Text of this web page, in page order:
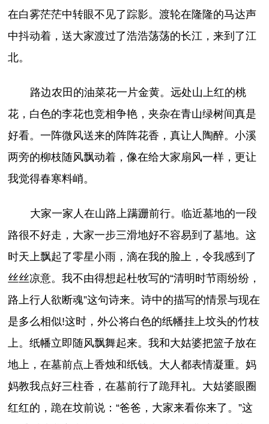
在白雾茫茫中转眼不见了踪影。渡轮在隆隆的马达声
中抖动着，送大家渡过了浩浩荡荡的长江，来到了江
北。
路边农田的油菜花一片金黄。远处山上红的桃
花，白色的李花也竞相争艳，夹杂在青山绿树间真是
好看。一阵微风送来的阵阵花香，真让人陶醉。小溪
两旁的柳枝随风飘动着，像在给大家扇风一样，更让
我觉得春寒料峭。
大家一家人在山路上蹒跚前行。临近墓地的一段
路很不好走，大家一步三滑地好不容易到了墓地。这
时天上飘起了零星小雨，滴在我的脸上，令我感到了
丝丝凉意。我不由得想起杜牧写的“清明时节雨纷纷，
路上行人欲断魂”这句诗来。诗中的描写的情景与现在
是多么相似!这时，外公将白色的纸幡挂上坟头的竹枝
上。纸幡立即随风飘舞起来。我和大姑婆把篮子放在
地上，在墓前点上香烛和纸钱。大人都表情凝重。妈
妈教我点好三柱香，在墓前行了跪拜礼。大姑婆眼圈
红红的，跪在坟前说：“爸爸，大家来看你来了。”这